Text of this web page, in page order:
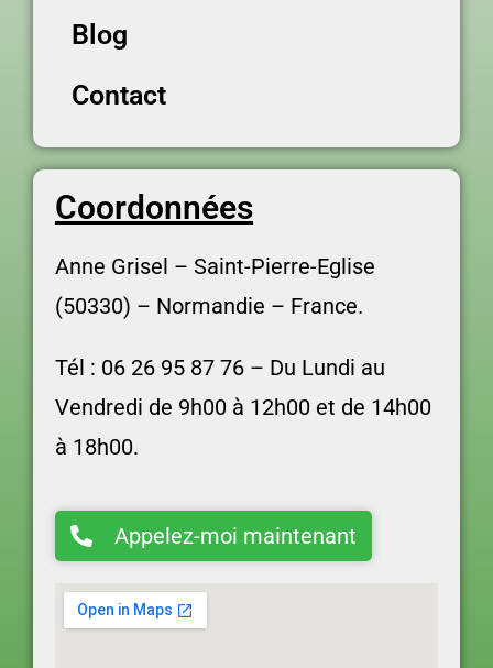
Blog
Contact
Coordonnées
Anne Grisel – Saint-Pierre-Eglise
(50330) – Normandie – France.
Tél : 06 26 95 87 76 – Du Lundi au
Vendredi de 9h00 à 12h00 et de 14h00
à 18h00.
Appelez-moi maintenant